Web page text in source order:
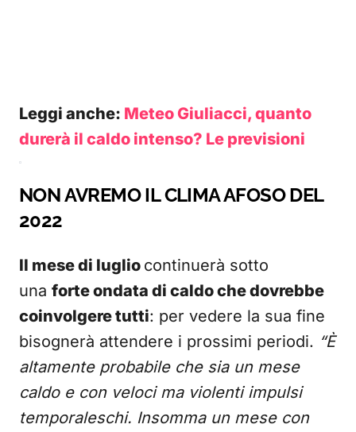
Leggi anche: Meteo Giuliacci, quanto
durerà il caldo intenso? Le previsioni
NON AVREMO IL CLIMA AFOSO DEL
2022
Il mese di luglio continuerà sotto
una forte ondata di caldo che dovrebbe
coinvolgere tutti: per vedere la sua fine
bisognerà attendere i prossimi periodi. “È
altamente probabile che sia un mese
caldo e con veloci ma violenti impulsi
temporaleschi. Insomma un mese con